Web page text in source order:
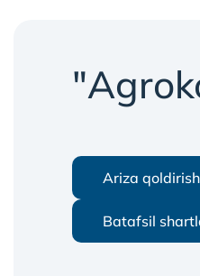
Ariza qoldirish
Batafsil